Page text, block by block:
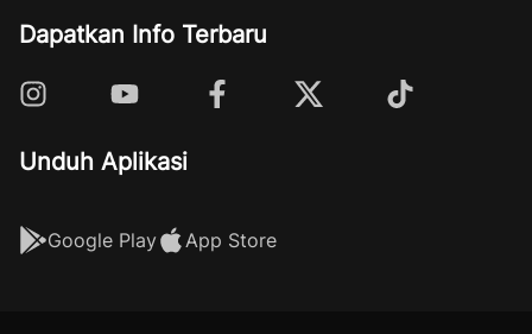
Dapatkan Info Terbaru
Unduh Aplikasi
Google Play App Store